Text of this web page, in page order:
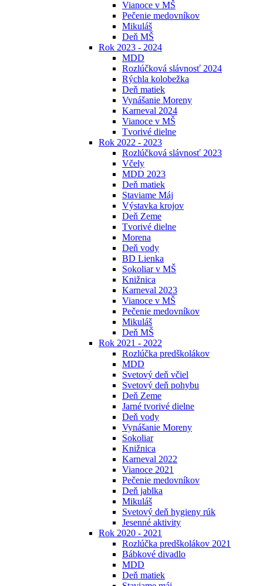
Vianoce v MŠ
Pečenie medovníkov
Mikuláš
Deň MŠ
Rok 2023 - 2024
MDD
Rozlúčková slávnosť 2024
Rýchla kolobežka
Deň matiek
Vynášanie Moreny
Karneval 2024
Vianoce v MŠ
Tvorivé dielne
Rok 2022 - 2023
Rozlúčková slávnosť 2023
Včely
MDD 2023
Deň matiek
Staviame Máj
Výstavka krojov
Deň Zeme
Tvorivé dielne
Morena
Deň vody
BD Lienka
Sokoliar v MŠ
Knižnica
Karneval 2023
Vianoce v MŠ
Pečenie medovníkov
Mikuláš
Deň MŠ
Rok 2021 - 2022
Rozlúčka predškolákov
MDD
Svetový deň včiel
Svetový deň pohybu
Deň Zeme
Jarné tvorivé dielne
Deň vody
Vynášanie Moreny
Sokoliar
Knižnica
Karneval 2022
Vianoce 2021
Pečenie medovníkov
Deň jablka
Mikuláš
Svetový deň hygieny rúk
Jesenné aktivity
Rok 2020 - 2021
Rozlúčka predškolákov 2021
Bábkové divadlo
MDD
Deň matiek